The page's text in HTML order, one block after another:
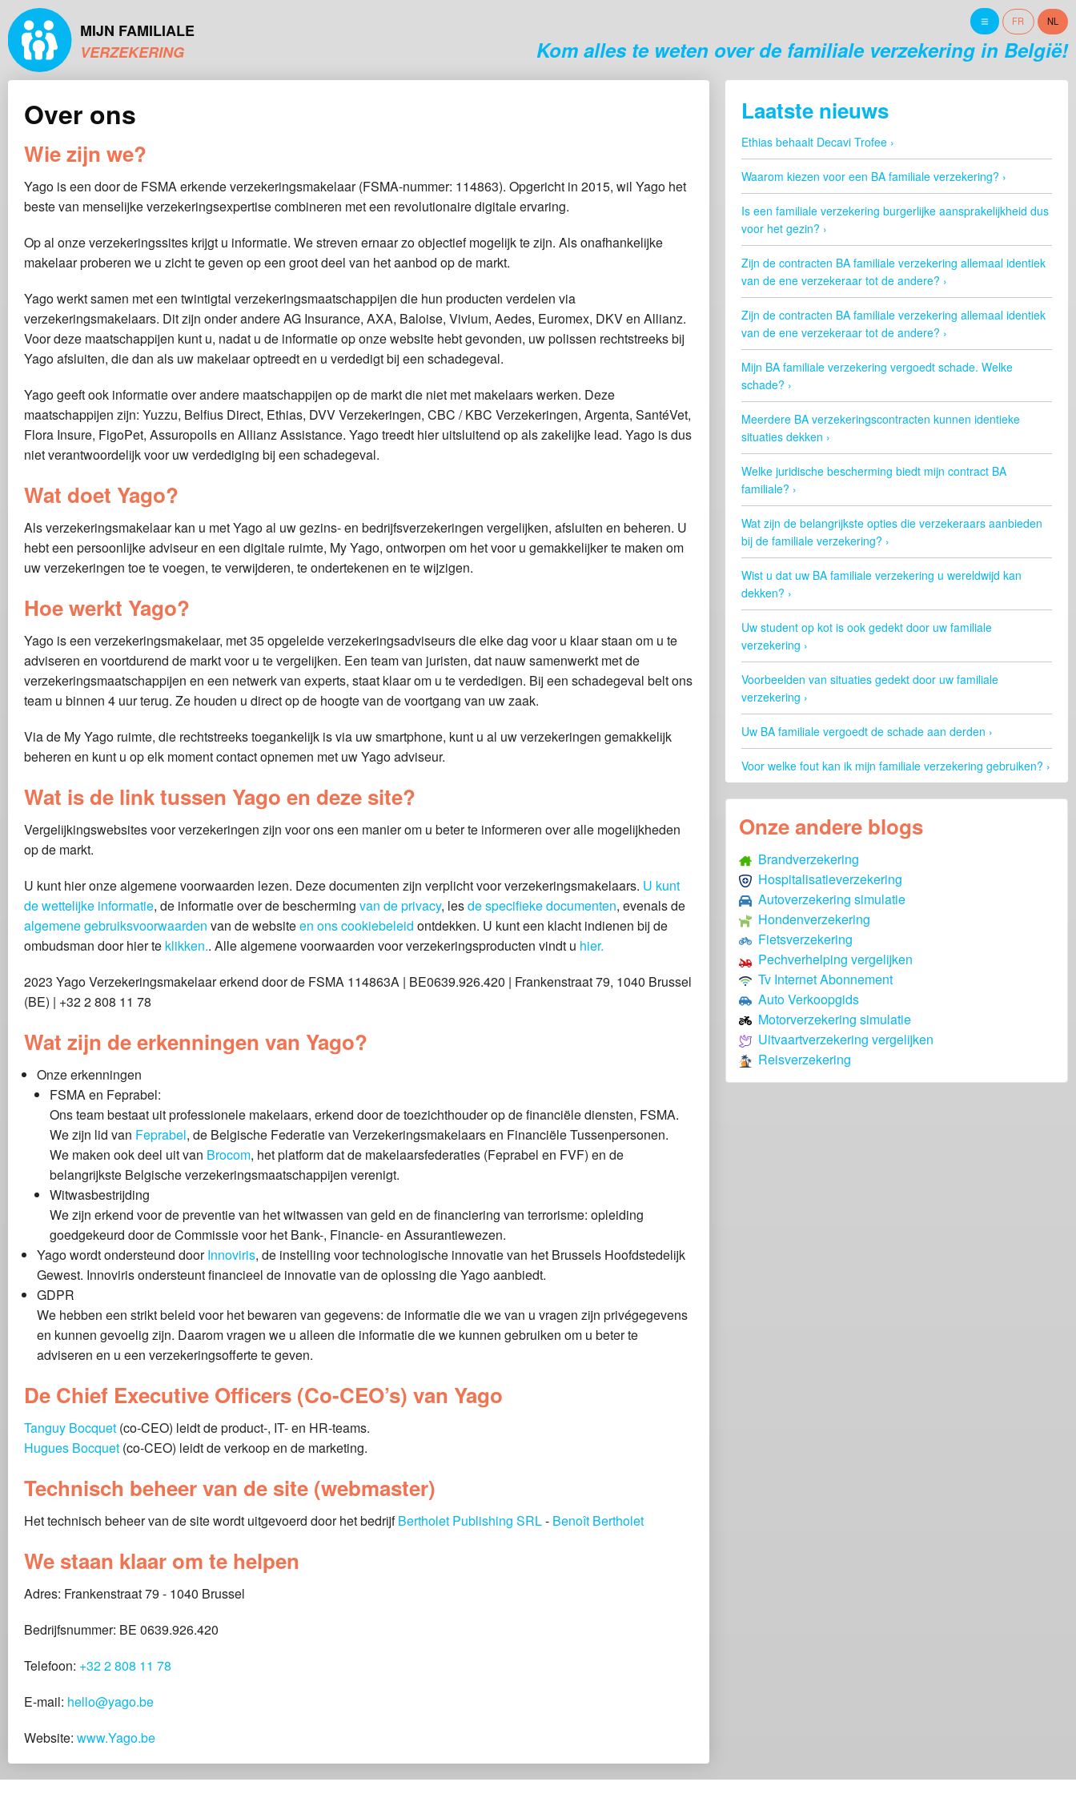
MIJN FAMILIALE
VERZEKERING
FR NL
Kom alles te weten over de familiale verzekering in België!
Over ons
Wie zijn we?
Yago is een door de FSMA erkende verzekeringsmakelaar (FSMA-nummer: 114863). Opgericht in 2015, wil Yago het
beste van menselijke verzekeringsexpertise combineren met een revolutionaire digitale ervaring.
Op al onze verzekeringssites krijgt u informatie. We streven ernaar zo objectief mogelijk te zijn. Als onafhankelijke
makelaar proberen we u zicht te geven op een groot deel van het aanbod op de markt.
Yago werkt samen met een twintigtal verzekeringsmaatschappijen die hun producten verdelen via
verzekeringsmakelaars. Dit zijn onder andere AG Insurance, AXA, Baloise, Vivium, Aedes, Euromex, DKV en Allianz.
Voor deze maatschappijen kunt u, nadat u de informatie op onze website hebt gevonden, uw polissen rechtstreeks bij
Yago afsluiten, die dan als uw makelaar optreedt en u verdedigt bij een schadegeval.
Yago geeft ook informatie over andere maatschappijen op de markt die niet met makelaars werken. Deze
maatschappijen zijn: Yuzzu, Belfius Direct, Ethias, DVV Verzekeringen, CBC / KBC Verzekeringen, Argenta, SantéVet,
Flora Insure, FigoPet, Assuropoils en Allianz Assistance. Yago treedt hier uitsluitend op als zakelijke lead. Yago is dus
niet verantwoordelijk voor uw verdediging bij een schadegeval.
Wat doet Yago?
Als verzekeringsmakelaar kan u met Yago al uw gezins- en bedrijfsverzekeringen vergelijken, afsluiten en beheren. U
hebt een persoonlijke adviseur en een digitale ruimte, My Yago, ontworpen om het voor u gemakkelijker te maken om
uw verzekeringen toe te voegen, te verwijderen, te ondertekenen en te wijzigen.
Hoe werkt Yago?
Yago is een verzekeringsmakelaar, met 35 opgeleide verzekeringsadviseurs die elke dag voor u klaar staan om u te
adviseren en voortdurend de markt voor u te vergelijken. Een team van juristen, dat nauw samenwerkt met de
verzekeringsmaatschappijen en een netwerk van experts, staat klaar om u te verdedigen. Bij een schadegeval belt ons
team u binnen 4 uur terug. Ze houden u direct op de hoogte van de voortgang van uw zaak.
Via de My Yago ruimte, die rechtstreeks toegankelijk is via uw smartphone, kunt u al uw verzekeringen gemakkelijk
beheren en kunt u op elk moment contact opnemen met uw Yago adviseur.
Wat is de link tussen Yago en deze site?
Vergelijkingswebsites voor verzekeringen zijn voor ons een manier om u beter te informeren over alle mogelijkheden
op de markt.
U kunt hier onze algemene voorwaarden lezen. Deze documenten zijn verplicht voor verzekeringsmakelaars. U kunt
de wettelijke informatie, de informatie over de bescherming van de privacy, lesde specifieke documenten, evenals de
algemene gebruiksvoorwaarden van de websiteen ons cookiebeleid ontdekken. U kunt een klacht indienen bij de
ombudsman door hier te klikken.. Alle algemene voorwaarden voor verzekeringsproducten vindt u hier.
2023 Yago Verzekeringsmakelaar erkend door de FSMA 114863A | BE0639.926.420 | Frankenstraat 79, 1040 Brussel
(BE) | +32 2 808 11 78
Wat zijn de erkenningen van Yago?
Onze erkenningen
FSMA en Feprabel:
Ons team bestaat uit professionele makelaars, erkend door de toezichthouder op de financiële diensten, FSMA.
We zijn lid van Feprabel, de Belgische Federatie van Verzekeringsmakelaars en Financiële Tussenpersonen.
We maken ook deel uit van Brocom, het platform dat de makelaarsfederaties (Feprabel en FVF) en de
belangrijkste Belgische verzekeringsmaatschappijen verenigt.
Witwasbestrijding
We zijn erkend voor de preventie van het witwassen van geld en de financiering van terrorisme: opleiding
goedgekeurd door de Commissie voor het Bank-, Financie- en Assurantiewezen.
Yago wordt ondersteund doorInnoviris, de instelling voor technologische innovatie van het Brussels Hoofdstedelijk
Gewest. Innoviris ondersteunt financieel de innovatie van de oplossing die Yago aanbiedt.
GDPR
We hebben een strikt beleid voor het bewaren van gegevens: de informatie die we van u vragen zijn privégegevens
en kunnen gevoelig zijn. Daarom vragen we u alleen die informatie die we kunnen gebruiken om u beter te
adviseren en u een verzekeringsofferte te geven.
De Chief Executive Officers (Co-CEO’s) van Yago
Tanguy Bocquet (co-CEO) leidt de product-, IT- en HR-teams.
Hugues Bocquet (co-CEO) leidt de verkoop en de marketing.
Technisch beheer van de site (webmaster)
Het technisch beheer van de site wordt uitgevoerd door het bedrijfBertholet Publishing SRL- Benoît Bertholet
We staan klaar om te helpen
Adres: Frankenstraat 79 - 1040 Brussel
Bedrijfsnummer: BE 0639.926.420
Telefoon: +32 2 808 11 78
E-mail: hello@yago.be
Website: www.Yago.be
Laatste nieuws
Ethias behaalt Decavi Trofee
Waarom kiezen voor een BA familiale verzekering?
Is een familiale verzekering burgerlijke aansprakelijkheid dus
voor het gezin?
Zijn de contracten BA familiale verzekering allemaal identiek
van de ene verzekeraar tot de andere?
Zijn de contracten BA familiale verzekering allemaal identiek
van de ene verzekeraar tot de andere?
Mijn BA familiale verzekering vergoedt schade. Welke
schade?
Meerdere BA verzekeringscontracten kunnen identieke
situaties dekken
Welke juridische bescherming biedt mijn contract BA
familiale?
Wat zijn de belangrijkste opties die verzekeraars aanbieden
bij de familiale verzekering?
Wist u dat uw BA familiale verzekering u wereldwijd kan
dekken?
Uw student op kot is ook gedekt door uw familiale
verzekering
Voorbeelden van situaties gedekt door uw familiale
verzekering
Uw BA familiale vergoedt de schade aan derden
Voor welke fout kan ik mijn familiale verzekering gebruiken?
Onze andere blogs
Brandverzekering
Hospitalisatieverzekering
Autoverzekering simulatie
Hondenverzekering
Fietsverzekering
Pechverhelping vergelijken
Tv Internet Abonnement
Auto Verkoopgids
Motorverzekering simulatie
Uitvaartverzekering vergelijken
Reisverzekering